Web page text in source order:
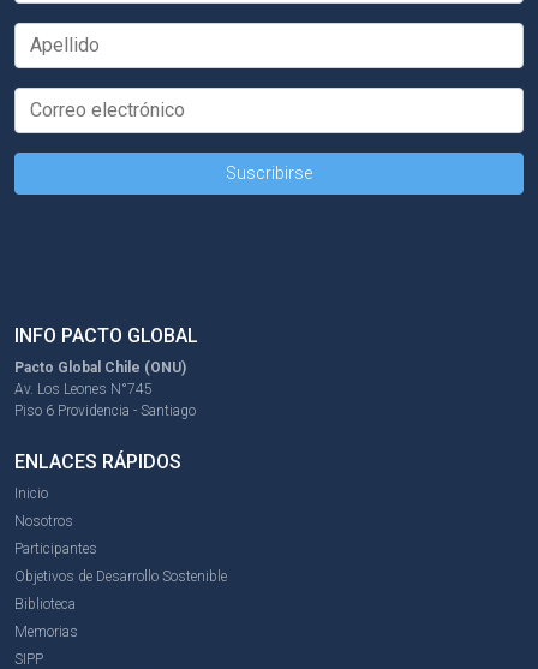
INFO PACTO GLOBAL
Pacto Global Chile (ONU)
Av. Los Leones N°745
Piso 6 Providencia - Santiago
ENLACES RÁPIDOS
Inicio
Nosotros
Participantes
Objetivos de Desarrollo Sostenible
Biblioteca
Memorias
SIPP